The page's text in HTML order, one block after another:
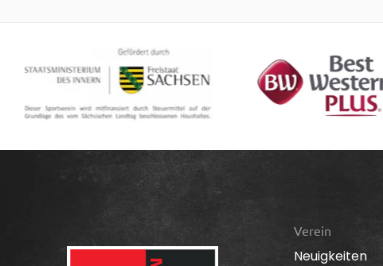
Verein
Neuigkeiten